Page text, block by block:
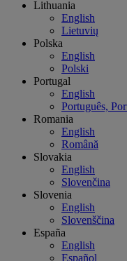
Lithuania
English
Lietuvių
Polska
English
Polski
Portugal
English
Português,
Romania
English
Română
Slovakia
English
Slovenčina
Slovenia
English
Slovenščina
España
English
Español